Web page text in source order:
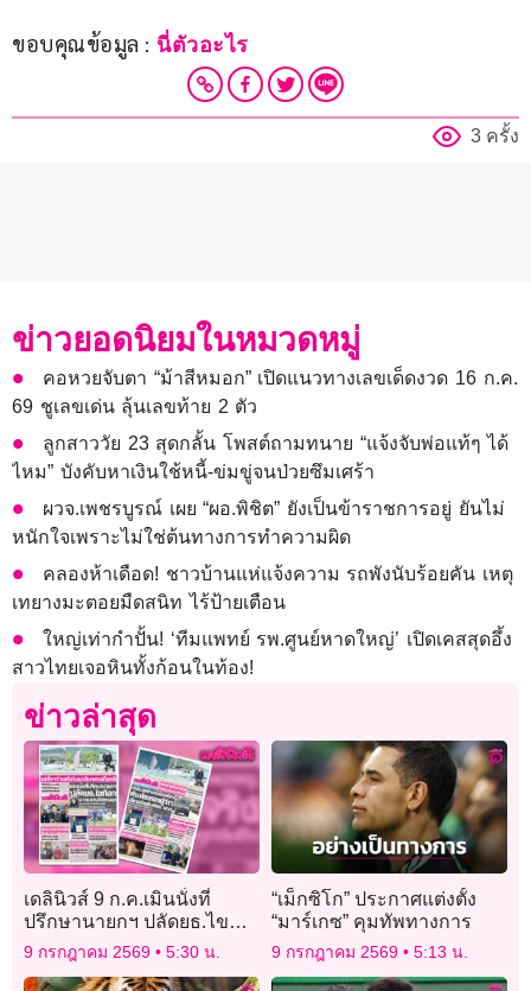
ขอบคุณข้อมูล : นี่ตัวอะไร
3 ครั้ง
ข่าวยอดนิยมในหมวดหมู่
คอหวยจับตา “ม้าสีหมอก” เปิดแนวทางเลขเด็ดงวด 16 ก.ค.
69 ชูเลขเด่น ลุ้นเลขท้าย 2 ตัว
ลูกสาววัย 23 สุดกลั้น โพสต์ถามทนาย “แจ้งจับพ่อแท้ๆ ได้
ไหม” บังคับหาเงินใช้หนี้-ข่มขู่จนป่วยซึมเศร้า
ผวจ.เพชรบูรณ์ เผย “ผอ.พิชิต” ยังเป็นข้าราชการอยู่ ยันไม่
หนักใจเพราะไม่ใช่ต้นทางการทำความผิด
คลองห้าเดือด! ชาวบ้านแห่แจ้งความ รถพังนับร้อยคัน เหตุ
เทยางมะตอยมืดสนิท ไร้ป้ายเตือน
ใหญ่เท่ากำปั้น! ‘ทีมแพทย์ รพ.ศูนย์หาดใหญ่’ เปิดเคสสุดอึ้ง
สาวไทยเจอหินทั้งก้อนในท้อง!
ข่าวล่าสุด
เดลินิวส์ 9 ก.ค.เมินนั่งที่
ปรึกษานายกฯ ปลัดยธ.ไข
ก๊อก ผวาแขวนไปตบยุง
9 กรกฎาคม 2569 5:30 น.
“เม็กซิโก” ประกาศแต่งตั้ง
“มาร์เกซ” คุมทัพทางการ
9 กรกฎาคม 2569 5:13 น.